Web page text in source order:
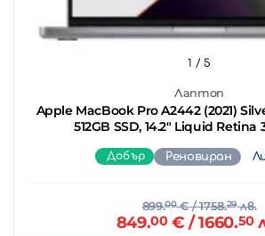
Лаптоп
Apple MacBook Pro A2442 (2021)
512GB SSD, 14.2" Liquid Retina
1 / 5
Добър Реновиран
899.00€/ 1758.29лв.
849.00€ / 1660.50